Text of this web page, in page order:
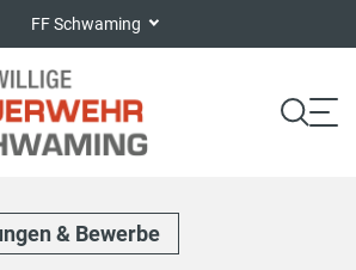
FF Schwaming
& Bewerbe